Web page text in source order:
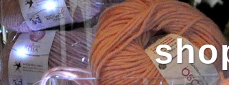
Lanaterapia
Ricerca
Team